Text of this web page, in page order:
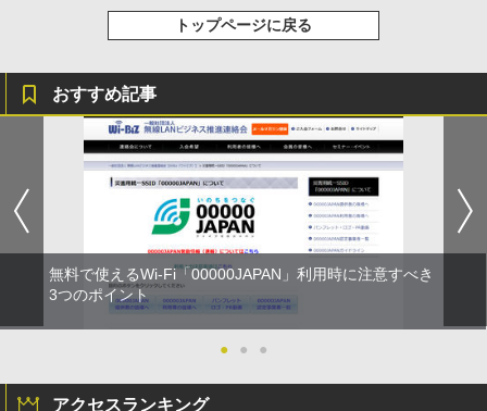
トップページに戻る
おすすめ記事
無料で使えるWi-Fi「00000JAPAN」利用時に注意すべき
3つのポイント
● ● ●
アクセスランキング